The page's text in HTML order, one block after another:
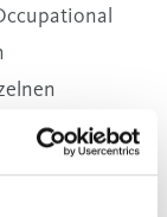
moderierten
zentralen